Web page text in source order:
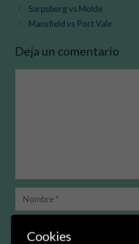
Sarpsborg vs Molde
Mansfield vs Port Vale
Deja un comentario
electrónico
Cookies